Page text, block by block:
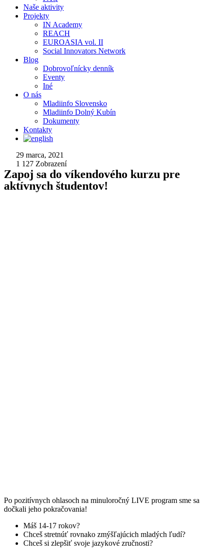
Naše aktivity
Projekty
IN Academy
REACH
EUROASIA vol. II
Social Innovators Network
Blog
Dobrovoľnícky denník
Eventy
Iné
O nás
Mladiinfo Slovensko
Mladiinfo Dolný Kubín
Dokumenty
Kontakty
29 marca, 2021
1 127 Zobrazení
Zapoj sa do víkendového kurzu pre
aktívnych študentov!
Po pozitívnych ohlasoch na minuloročný LIVE program sme sa
dočkali jeho pokračovania!
Máš 14-17 rokov?
Chceš stretnúť rovnako zmýšľajúcich mladých ľudí?
Chceš si zlepšiť svoje jazykové zručnosti?